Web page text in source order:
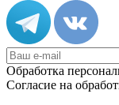
Обработка
Согласие на